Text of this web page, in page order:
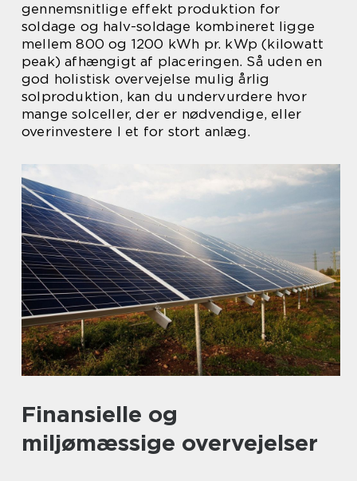
gennemsnitlige effekt produktion for
soldage og halv-soldage kombineret ligge
mellem 800 og 1200 kWh pr. kWp (kilowatt
peak) afhængigt af placeringen. Så uden en
god holistisk overvejelse mulig årlig
solproduktion, kan du undervurdere hvor
mange solceller, der er nødvendige, eller
overinvestere I et for stort anlæg.
Finansielle og
miljømæssige overvejelser